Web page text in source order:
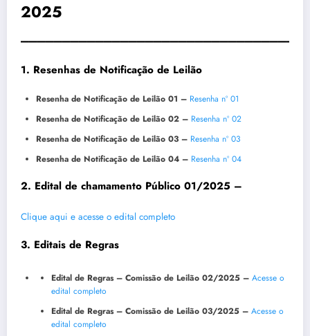
2025
1. Resenhas de Notificação de Leilão
Resenha de Notificação de Leilão 01 – Resenha nº 01
Resenha de Notificação de Leilão 02 – Resenha nº 02
Resenha de Notificação de Leilão 03 – Resenha nº 03
Resenha de Notificação de Leilão 04 – Resenha nº 04
2. Edital de chamamento Público 01/2025 –
Clique aqui e acesse o edital completo
3. Editais de Regras
Edital de Regras – Comissão de Leilão 02/2025 – Acesse o
edital completo
Edital de Regras – Comissão de Leilão 03/2025 – Acesse o
edital completo